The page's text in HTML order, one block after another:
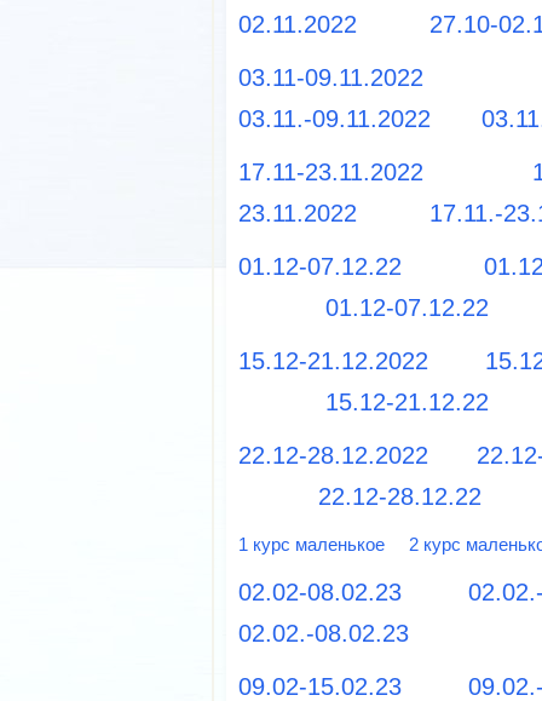
02.11.2022
27.10-
03.11-09.11.2022
03.11.-09.11.2022
17.11-23.11.2022
23.11.2022
17.11.-
01.12-07.12.22
01.12-07.12.22
15.12-21.12.2022
15.12-21.12.22
22.12-28.12.2022
22.12-28.12.22
1 курс маленькое 2 курс
02.02-08.02.23
02.02.-08.02.23
09.02-15.02.23